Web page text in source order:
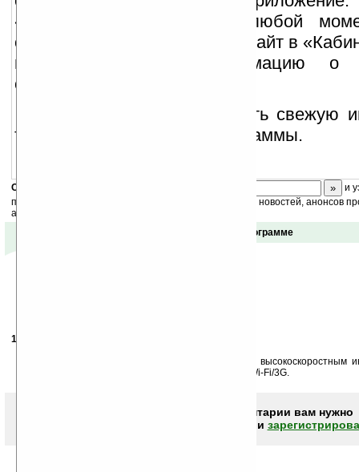
«Баланс» вы можете в любой
состоянии счета, а зайдя на сайт в
получить полную информацию о
соединениях.
Примечание: чтобы узнать свежую
тарифах посетите
программы.
Скоро
и
получайте ежедневный или еженедельный дайджест новостей, анонсов
акций сайта на ваш почтовый ящик.
Отзывы о программе
16.12.2008
Я, например, по USB питаю свой Samsung i710 высокоскоростным
компьютера, и скайп работает. Хотя и спрашивал Wi-Fi/3G.
Чтобы писать комментарии вам нужно
или